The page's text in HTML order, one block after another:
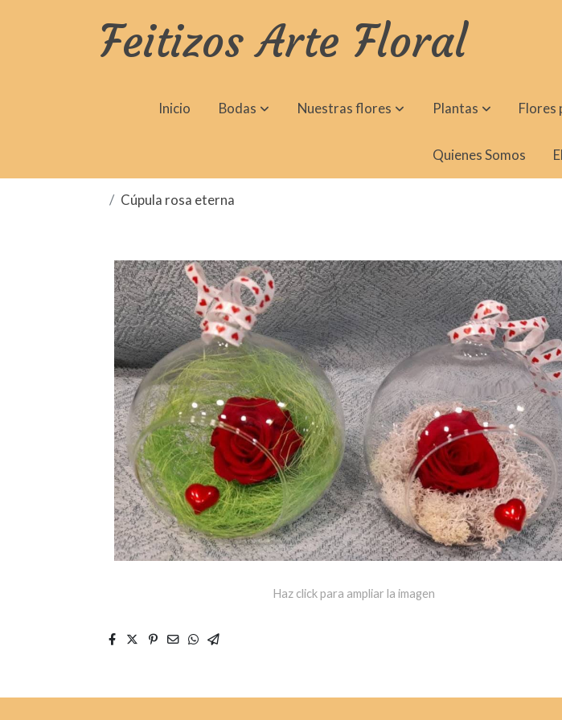
Feitizos Arte Floral
Inicio Bodas Nuestras flores Plantas Flores
Quienes Somos
Cúpula rosa eterna
Haz click para ampliar la imagen